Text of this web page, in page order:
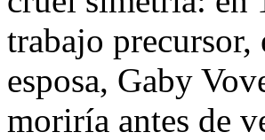
trabajo
esposa, Gaby
moriría antes de